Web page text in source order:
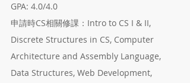
GPA: 4.0/4.0
申請時CS相關修課：Intro to CS I & II,
Discrete Structures in CS, Computer
Architecture and Assembly Language,
Data Structures, Web Development,